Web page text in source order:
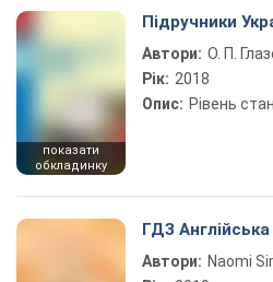
показати
обкладинку
Підручники
Автори: О. П.
Рік: 2018
Опис: Рівень
ГДЗ
Автори: Naomi